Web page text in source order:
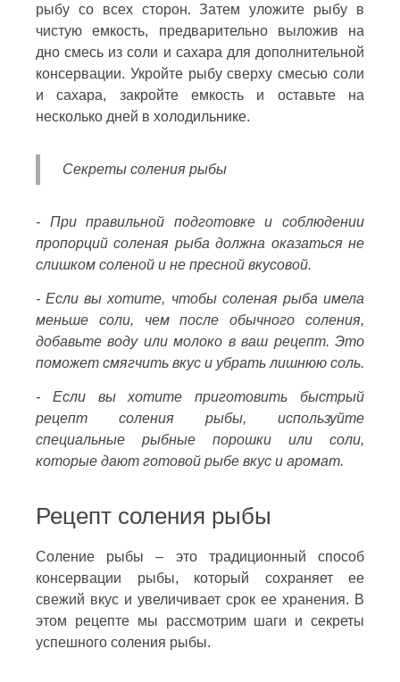
рыбу со всех сторон. Затем уложите рыбу в
чистую емкость, предварительно выложив на
дно смесь из соли и сахара для дополнительной
консервации. Укройте рыбу сверху смесью соли
и сахара, закройте емкость и оставьте на
несколько дней в холодильнике.
Секреты соления рыбы
- При правильной подготовке и соблюдении
пропорций соленая рыба должна оказаться не
слишком соленой и не пресной вкусовой.
- Если вы хотите, чтобы соленая рыба имела
меньше соли, чем после обычного соления,
добавьте воду или молоко в ваш рецепт. Это
поможет смягчить вкус и убрать лишнюю соль.
- Если вы хотите приготовить быстрый
рецепт соления рыбы, используйте
специальные рыбные порошки или соли,
которые дают готовой рыбе вкус и аромат.
Рецепт соления рыбы
Соление рыбы – это традиционный способ
консервации рыбы, который сохраняет ее
свежий вкус и увеличивает срок ее хранения. В
этом рецепте мы рассмотрим шаги и секреты
успешного соления рыбы.